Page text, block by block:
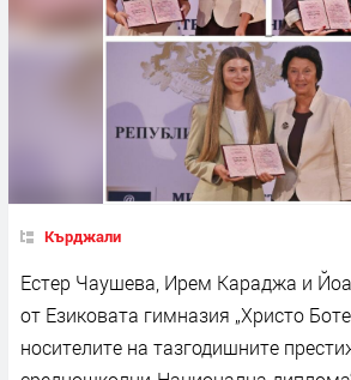
Кърджали
Естер Чаушева, Ирем Караджа и
от Езиковата гимназия „Христо
носителите на тазгодишните